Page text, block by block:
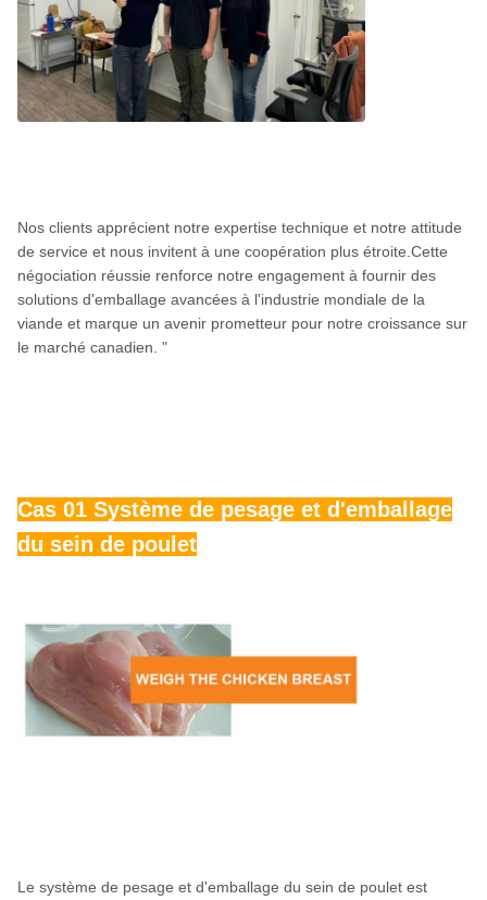
Nos clients apprécient notre expertise technique et notre attitude
de service et nous invitent à une coopération plus étroite.Cette
négociation réussie renforce notre engagement à fournir des
solutions d'emballage avancées à l'industrie mondiale de la
viande et marque un avenir prometteur pour notre croissance sur
le marché canadien. "
Cas 01 Système de pesage et d'emballage
du sein de poulet
Le système de pesage et d'emballage du sein de poulet est